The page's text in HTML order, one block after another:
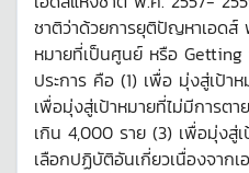
ชาติว่าด้วยการยุติปัญหาเอดส์
หมายที่เป็นศูนย์ หรือ
ประการ คือ (1) เพื่อ มุ่งสู่เป้า
เพื่อมุ่งสู่เป้าหมายที่ไม่มีการตา
เกิน 4,000 ราย (3) เพื่อมุ่งสู่เ
เลือกปฏิบัติอันเกี่ยวเนื่องจากเ